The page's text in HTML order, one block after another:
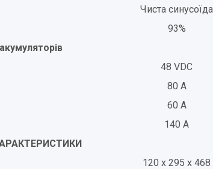
Чиста синусоїда
93%
48 VDC
80 A
60 A
140 A
120 x 295 x 468